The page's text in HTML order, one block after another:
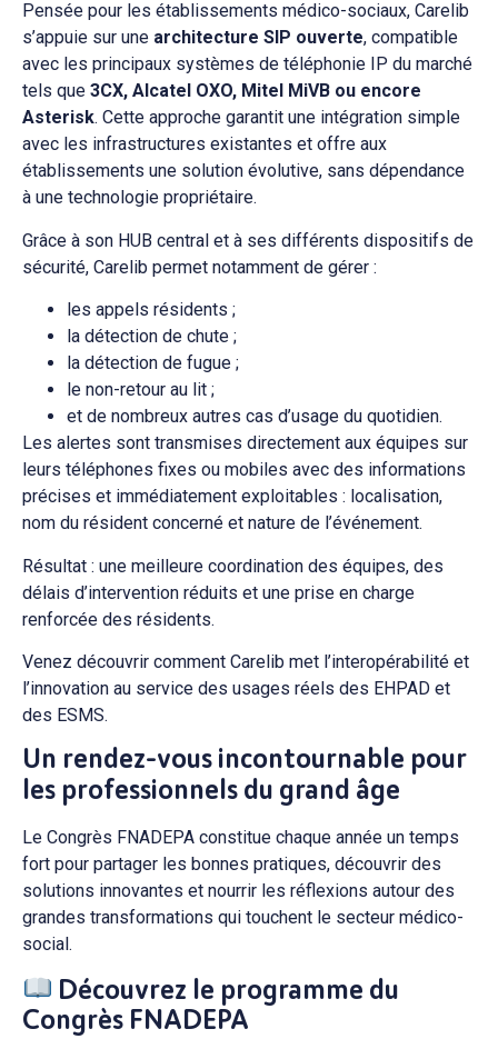
Pensée pour les établissements médico-sociaux, Carelib
s’appuie sur une architecture SIP ouverte, compatible
avec les principaux systèmes de téléphonie IP du marché
tels que 3CX, Alcatel OXO, Mitel MiVB ou encore
Asterisk. Cette approche garantit une intégration simple
avec les infrastructures existantes et offre aux
établissements une solution évolutive, sans dépendance
à une technologie propriétaire.
Grâce à son HUB central et à ses différents dispositifs de
sécurité, Carelib permet notamment de gérer :
les appels résidents ;
la détection de chute ;
la détection de fugue ;
le non-retour au lit ;
et de nombreux autres cas d’usage du quotidien.
Les alertes sont transmises directement aux équipes sur
leurs téléphones fixes ou mobiles avec des informations
précises et immédiatement exploitables : localisation,
nom du résident concerné et nature de l’événement.
Résultat : une meilleure coordination des équipes, des
délais d’intervention réduits et une prise en charge
renforcée des résidents.
Venez découvrir comment Carelib met l’interopérabilité et
l’innovation au service des usages réels des EHPAD et
des ESMS.
Un rendez-vous incontournable pour
les professionnels du grand âge
Le Congrès FNADEPA constitue chaque année un temps
fort pour partager les bonnes pratiques, découvrir des
solutions innovantes et nourrir les réflexions autour des
grandes transformations qui touchent le secteur médico-
social.
Découvrez le programme du
Congrès FNADEPA